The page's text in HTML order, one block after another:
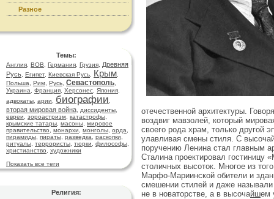
Разное
Темы:
Англия ВОВ Германия Грузия
Древняя
Русь Египет, Киевская Русь Крым
Польша
Рим Русь Севастополь
Украина
Франция Херсонес Япония
адвокаты арии биографии
вторая мировая война диссиденты
евреи
зороастризм катастрофы
крымские татары масоны мировое
правительство
монархи монголы орда
пирамиды пираты разведка раскопки
ритуалы террористы тюрки философы
христианство
художники
Показать все теги
Религия:
отечественной архитектуры.
воздвиг мавзолей, который
своего рода храм, только другой
улавливая смены стиля. С
поручению Ленина стал главным
Сталина проектировал гостиницу
столичных высоток. Многое из
Марфо-Мариинской обители и
смешении стилей и даже называли
не в новаторстве, а в высочайшем